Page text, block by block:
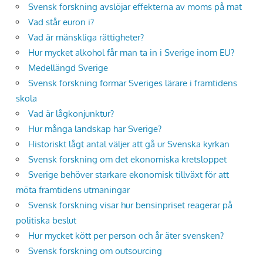
Svensk forskning avslöjar effekterna av moms på mat
Vad står euron i?
Vad är mänskliga rättigheter?
Hur mycket alkohol får man ta in i Sverige inom EU?
Medellängd Sverige
Svensk forskning formar Sveriges lärare i framtidens
skola
Vad är lågkonjunktur?
Hur många landskap har Sverige?
Historiskt lågt antal väljer att gå ur Svenska kyrkan
Svensk forskning om det ekonomiska kretsloppet
Sverige behöver starkare ekonomisk tillväxt för att
möta framtidens utmaningar
Svensk forskning visar hur bensinpriset reagerar på
politiska beslut
Hur mycket kött per person och år äter svensken?
Svensk forskning om outsourcing